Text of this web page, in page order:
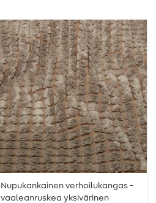
Nupukankainen verhoilukangas -
vaaleanruskea yksivärinen